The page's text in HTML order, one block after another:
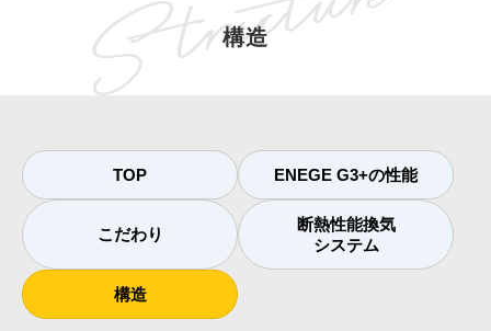
構造
TOP ENEGE G3+の性能
こだわり
断熱性能換気
システム
構造